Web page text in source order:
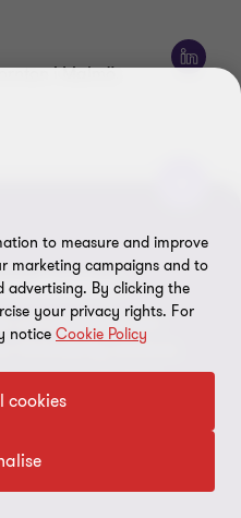
i Malmö.
för…
Vi finns
och expertråd som
föränderlig omvärld.
prenumerant idag.
to measure and improve
marketing campaigns and to
advertising. By clicking the
your privacy rights. For
notice Cookie Policy
cookies